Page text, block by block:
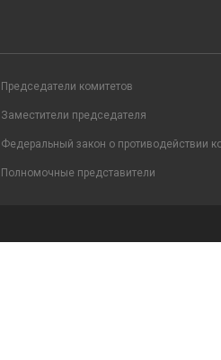
Председатели комитетов
Заместители председателя
Федеральный закон о противодействии
Полномочные представители